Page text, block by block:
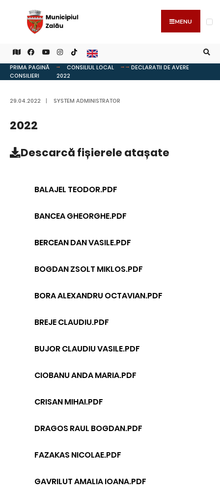
MENU
PRIMA PAGINĂ CONSILIUL LOCAL
DECLARATII DE AVERE
CONSILIERI
2022
29.04.2022 | SYSTEM ADMINISTRATOR
2022
Descarcăfișierele atașate
BALAJEL TEODOR.PDF
BANCEA GHEORGHE.PDF
BERCEAN DAN VASILE.PDF
BOGDAN ZSOLT MIKLOS.PDF
BORA ALEXANDRU OCTAVIAN.PDF
BREJE CLAUDIU.PDF
BUJOR CLAUDIU VASILE.PDF
CIOBANU ANDA MARIA.PDF
CRISAN MIHAI.PDF
DRAGOS RAUL BOGDAN.PDF
FAZAKAS NICOLAE.PDF
GAVRILUT AMALIA IOANA.PDF